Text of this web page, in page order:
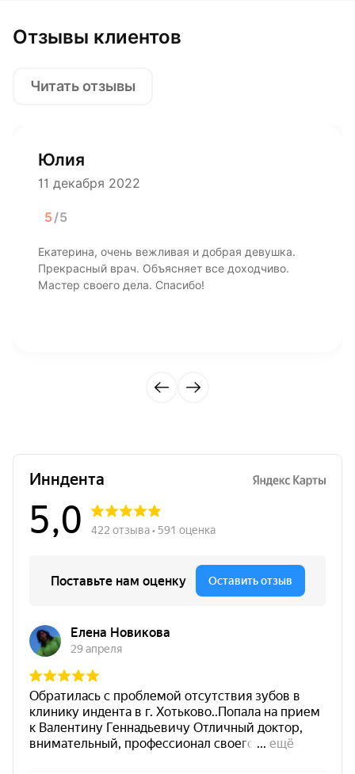
Отзывы клиентов
Читать отзывы
Юлия
11 декабря 2022
5/5
Екатерина, очень вежливая и добрая девушка.
Прекрасный врач. Объясняет все доходчиво.
Мастер своего дела. Спасибо!